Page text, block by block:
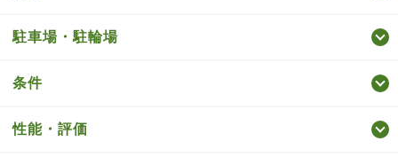
駐車場・駐輪場
条件
性能・評価